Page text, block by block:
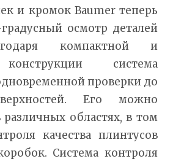
и кромок Baumer теперь
осмотр деталей
компактной и
система
проверки до
Его можно
различных областях, в том
качества плинтусов
Система контроля